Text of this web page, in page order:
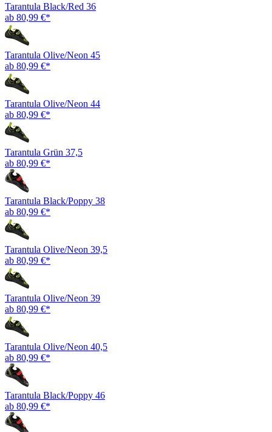
Tarantula Black/Red 36
ab 80,99 €*
Tarantula Olive/Neon 45
ab 80,99 €*
Tarantula Olive/Neon 44
ab 80,99 €*
Tarantula Grün 37,5
ab 80,99 €*
Tarantula Black/Poppy 38
ab 80,99 €*
Tarantula Olive/Neon 39,5
ab 80,99 €*
Tarantula Olive/Neon 39
ab 80,99 €*
Tarantula Olive/Neon 40,5
ab 80,99 €*
Tarantula Black/Poppy 46
ab 80,99 €*